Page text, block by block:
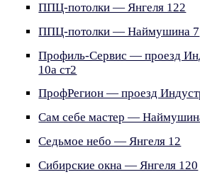
ППЦ-потолки — Янгеля 122
ППЦ-потолки — Наймушина 7
Профиль-Сервис — проезд
10а ст2
ПрофРегион — проезд
Сам себе мастер —
Седьмое небо — Янгеля 12
Сибирские окна — Янгеля 120